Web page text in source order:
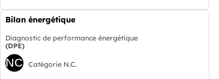
Bilan énergétique
Diagnostic de performance énergétique
(DPE)
NC Catégorie N.C.